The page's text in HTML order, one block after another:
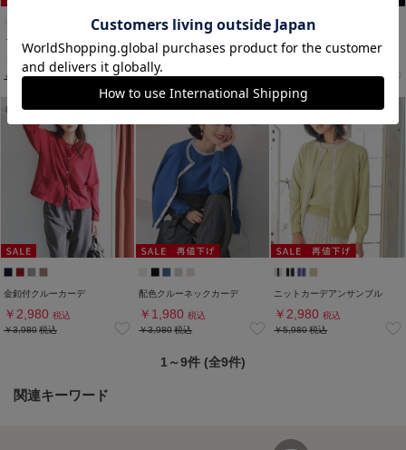
７分袖レース付カーデ
￥2,980
税込
￥4,980税込
ビジュー釦カーディガン
￥2,980
￥3,980税込
ツイード風クルーカーデ
￥4,980税込
金釦付クルーカーデ
￥2,980 税込
￥3,980税込
配色クルーネックカーデ
￥1,980 税込
￥3,980税込
ニットカーデアンサンブル
￥2,980 税込
￥5,980税込
1～9件 (全9件)
関連キーワード